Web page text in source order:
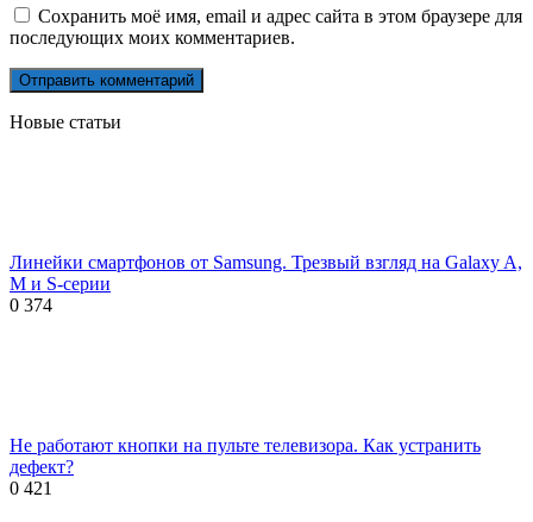
Сохранить моё имя, email и адрес сайта в этом браузере для
последующих моих комментариев.
Новые статьи
Линейки смартфонов от Samsung. Трезвый взгляд на Galaxy A,
M и S-серии
0 374
Не работают кнопки на пульте телевизора. Как устранить
дефект?
0 421